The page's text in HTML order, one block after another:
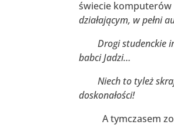
świecie komputerów
działającym, w pełni
Drogi studenckie
babci Jadzi…
Niech to tyleż
doskonałości!
A tymczasem